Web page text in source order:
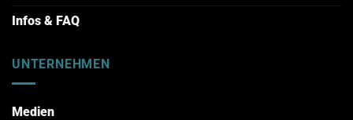
Infos & FAQ
UNTERNEHMEN
Medien